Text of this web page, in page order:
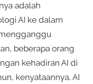
adalah
AI ke dalam
beberapa orang
kehadiran AI di
kenyataannya, AI